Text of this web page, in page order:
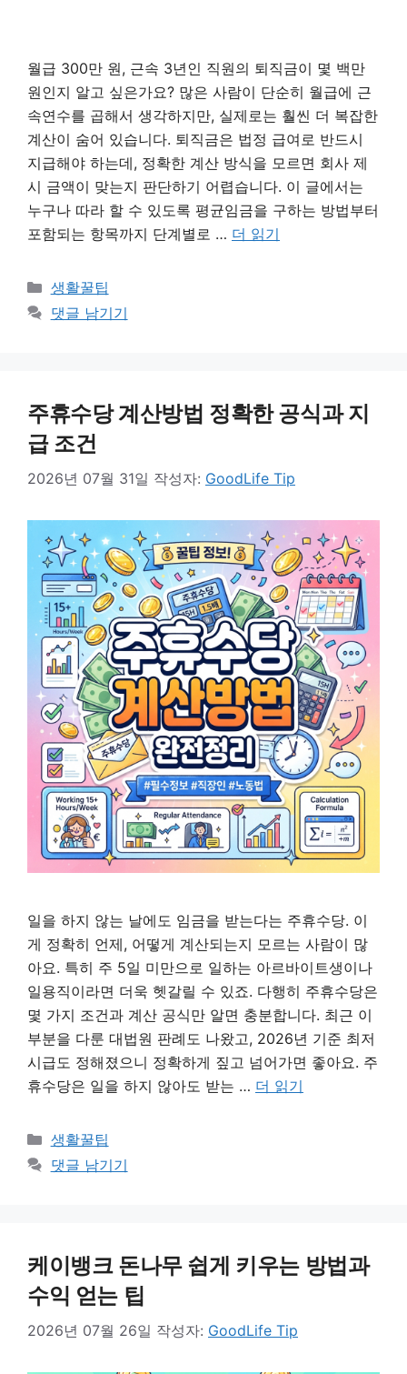
월급 300만 원, 근속 3년인 직원의 퇴직금이 몇 백만
원인지 알고 싶은가요? 많은 사람이 단순히 월급에 근
속연수를 곱해서 생각하지만, 실제로는 훨씬 더 복잡한
계산이 숨어 있습니다. 퇴직금은 법정 급여로 반드시
지급해야 하는데, 정확한 계산 방식을 모르면 회사 제
시 금액이 맞는지 판단하기 어렵습니다. 이 글에서는
누구나 따라 할 수 있도록 평균임금을 구하는 방법부터
포함되는 항목까지 단계별로 … 더 읽기
카
테
생활꿀팁
댓글 남기기
주휴수당 계산방법 정확한 공식과 지
급 조건
2026년 07월 31일 작성자: GoodLife Tip
일을 하지 않는 날에도 임금을 받는다는 주휴수당. 이
게 정확히 언제, 어떻게 계산되는지 모르는 사람이 많
아요. 특히 주 5일 미만으로 일하는 아르바이트생이나
일용직이라면 더욱 헷갈릴 수 있죠. 다행히 주휴수당은
몇 가지 조건과 계산 공식만 알면 충분합니다. 최근 이
부분을 다룬 대법원 판례도 나왔고, 2026년 기준 최저
시급도 정해졌으니 정확하게 짚고 넘어가면 좋아요. 주
휴수당은 일을 하지 않아도 받는 … 더 읽기
카
테
생활꿀팁
댓글 남기기
케이뱅크 돈나무 쉽게 키우는 방법과
수익 얻는 팁
2026년 07월 26일 작성자: GoodLife Tip